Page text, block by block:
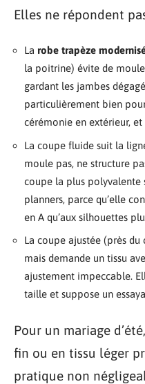
Elles ne répondent
La robe trapèze
la poitrine) évite de
gardant les jambes
particulièrement bien
cérémonie en extérieur,
La coupe fluide suit la
moule pas, ne structure
coupe la plus polyvalente
planners, parce qu’elle
en A qu’aux silhouettes
La coupe ajustée (près
mais demande un tissu
ajustement impeccable.
taille et suppose un
Pour un mariage
fin ou en tissu léger
pratique non